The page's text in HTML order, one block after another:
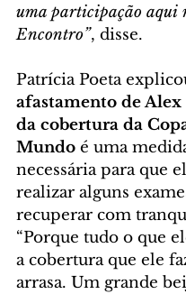
uma participação aqui
Encontro”, disse.
Patrícia Poeta
afastamento de Alex
da cobertura da
Mundo é uma
necessária para que
realizar alguns
recuperar com
“Porque tudo o que
a cobertura que ele
arrasa. Um grande